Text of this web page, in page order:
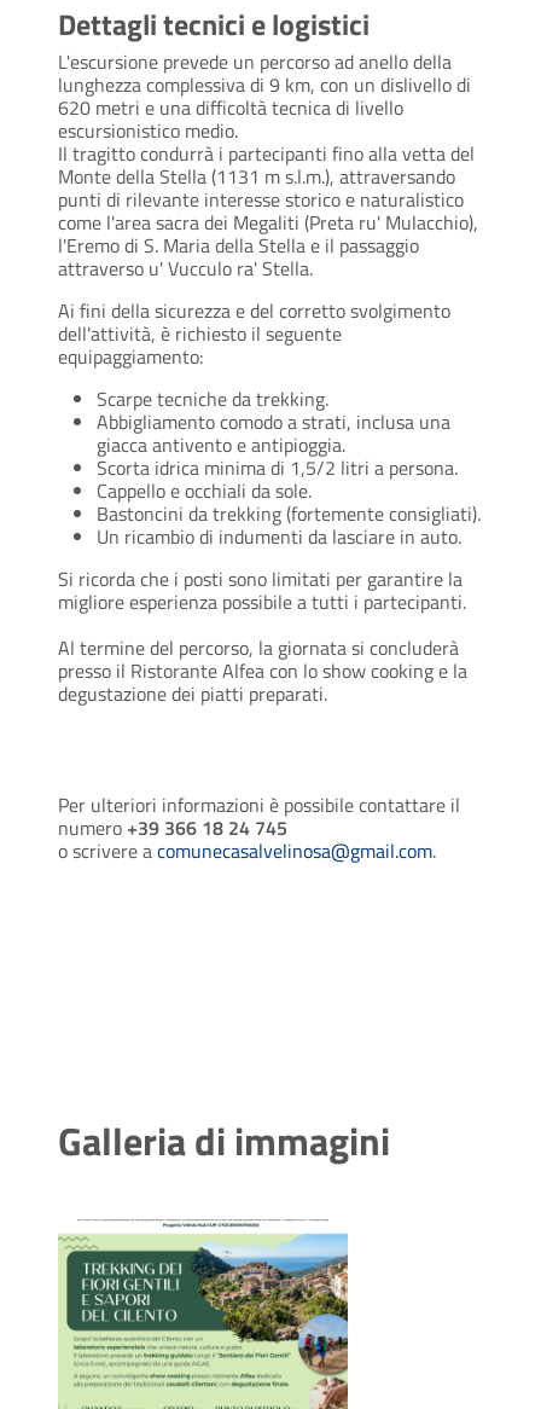
Dettagli tecnici e logistici
L'escursione prevede un percorso ad anello della
lunghezza complessiva di 9 km, con un dislivello di
620 metri e una difficoltà tecnica di livello
escursionistico medio.
Il tragitto condurrà i partecipanti fino alla vetta del
Monte della Stella (1131 m s.l.m.), attraversando
punti di rilevante interesse storico e naturalistico
come l'area sacra dei Megaliti (Preta ru' Mulacchio),
l'Eremo di S. Maria della Stella e il passaggio
attraverso u' Vucculo ra' Stella.
Ai fini della sicurezza e del corretto svolgimento
dell'attività, è richiesto il seguente
equipaggiamento:
Scarpe tecniche da trekking.
Abbigliamento comodo a strati, inclusa una
giacca antivento e antipioggia.
Scorta idrica minima di 1,5/2 litri a persona.
Cappello e occhiali da sole.
Bastoncini da trekking (fortemente consigliati).
Un ricambio di indumenti da lasciare in auto.
Si ricorda che i posti sono limitati per garantire la
migliore esperienza possibile a tutti i partecipanti.
Al termine del percorso, la giornata si concluderà
presso il Ristorante Alfea con lo show cooking e la
degustazione dei piatti preparati.
Per ulteriori informazioni è possibile contattare il
numero+39 366 18 24 745
o scrivere acomunecasalvelinosa@gmail.com.
Galleria di immagini